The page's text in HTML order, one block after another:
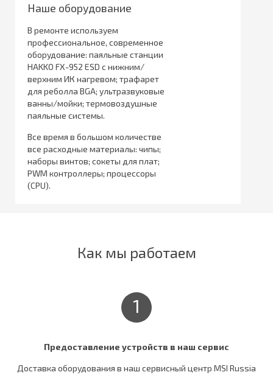
Наше оборудование
В ремонте используем
профессиональное, современное
оборудование: паяльные станции
HAKKO FX-952 ESD с нижним/
верхним ИК нагревом; трафарет
для реболла BGA; ультразвуковые
ванны/мойки; термовоздушные
паяльные системы.
Все время в большом количестве
все расходные материалы: чипы;
наборы винтов; сокеты для плат;
PWM контроллеры; процессоры
(CPU).
Как мы работаем
1
Предоставление устройств в наш сервис
Доставка оборудования в наш сервисный центр MSI Russia